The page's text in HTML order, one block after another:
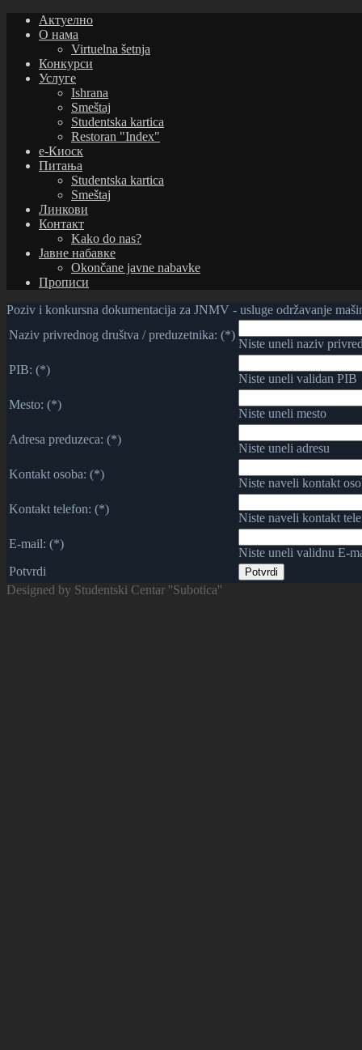
Актуелно
О нама
Virtuelna šetnja
Конкурси
Услуге
Ishrana
Smeštaj
Studentska kartica
Restoran "Index"
е-Киоск
Питања
Studentska kartica
Smeštaj
Линкови
Контакт
Kako do nas?
Јавне набавке
Okončane javne nabavke
Прописи
Poziv i konkursna dokumentacija za JNMV - usluge održavanje
Naziv privrednog društva / preduzetnika: (*)
Niste uneli naziv
PIB: (*)
Niste uneli validan PIB
Mesto: (*)
Niste uneli mesto
Adresa preduzeca: (*)
Niste uneli adresu
Kontakt osoba: (*)
Niste naveli kontakt
Kontakt telefon: (*)
Niste naveli kontakt
E-mail: (*)
Niste uneli validnu E-
Potvrdi
Designed by Studentski Centar ''Subotica''